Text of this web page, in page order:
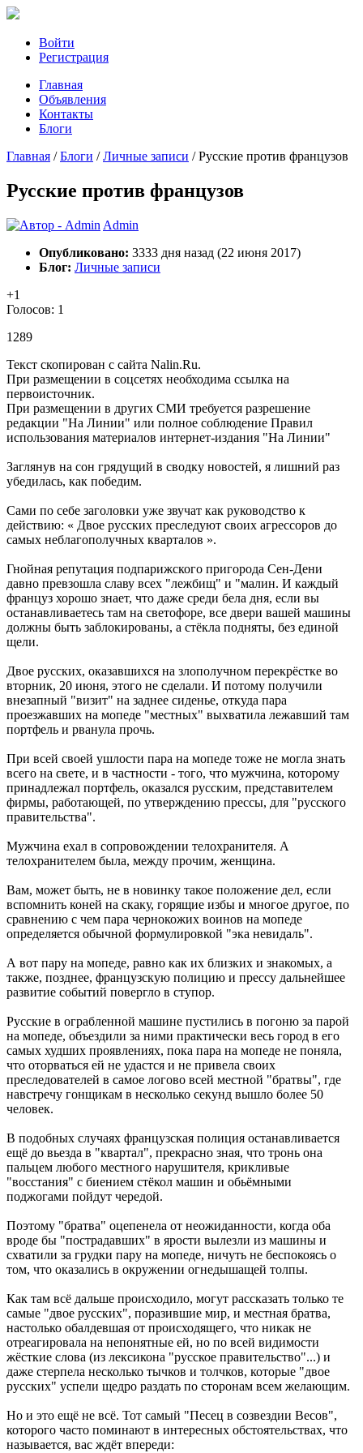
Войти
Регистрация
Главная
Объявления
Контакты
Блоги
Главная /Блоги /Личные записи /Русские против французов
Русские против французов
Admin
Опубликовано: 3333 дня назад (22 июня 2017)
Блог: Личные записи
+1
Голосов: 1
1289
Текст скопирован с сайта Nalin.Ru.
При размещении в соцсетях необходима ссылка на
первоисточник.
При размещении в других СМИ требуется разрешение
редакции "На Линии" или полное соблюдение Правил
использования материалов интернет-издания "На Линии"
Заглянув на сон грядущий в сводку новостей, я лишний раз
убедилась, как победим.
Сами по себе заголовки уже звучат как руководство к
действию: « Двое русских преследуют своих агрессоров до
самых неблагополучных кварталов ».
Гнойная репутация подпарижского пригорода Сен-Дени
давно превзошла славу всех "лежбищ" и "малин. И каждый
француз хорошо знает, что даже среди бела дня, если вы
останавливаетесь там нa светофоре, все двери вашей машины
должны быть заблокированы, a стёкла подняты, без единой
щели.
Двое русских, оказавшихся на злополучном перекрёстке во
вторник, 20 июня, этого не сделали. И потому получили
внезапный "визит" на заднее сиденье, откуда пара
проезжавших на мопеде "местных" выхватила лежавший там
портфель и рванула прочь.
При всей своей ушлости пара на мопеде тоже не могла знать
всего на свете, и в частности - того, что мужчина, которому
принадлежал портфель, оказался русским, представителем
фирмы, работающей, по утверждению прессы, для "русского
правительства".
Мужчина ехал в сопровождении телохранителя. А
телохранителем была, между прочим, женщина.
Вам, может быть, не в новинку такое положение дел, если
вспомнить коней на скаку, горящие избы и многое другое, по
сравнению с чем пара чернокожих воинов на мопеде
определяется обычной формулировкой "эка невидаль".
А вот пару на мопеде, равно как их близких и знакомых, а
также, позднее, французскую полицию и прессу дальнейшее
развитие событий повергло в ступор.
Русские в ограбленной машине пустились в погоню за парой
на мопеде, объездили за ними практически весь город в его
самых худших проявлениях, пока пара на мопеде не поняла,
что оторваться ей не удастся и не привела своих
преследователей в самое логово всей местной "братвы", где
навстречу гонщикам в несколько секунд вышло более 50
человек.
В подобных случаях французская полиция останавливается
ещё до вьезда в "квартал", прекрасно зная, что тронь она
пальцем любого местного нарушителя, крикливые
"восстания" с биением стёкол машин и обьёмными
поджогами пойдут чередой.
Поэтому "братва" оцепенела от неожиданности, когда оба
вроде бы "пострадавших" в ярости вылезли из машины и
схватили за грудки пару на мопеде, ничуть не беспокоясь о
том, что оказались в окружении огнедышащей толпы.
Как там всё дальше происходило, могут рассказать только те
самые "двое русских", поразившие мир, и местная братва,
настолько обалдевшая от происходящего, что никак не
отреагировала на непонятные ей, но по всей видимости
жёсткие слова (из лексикона "русское правительство"...) и
даже стерпела несколько тычков и толчков, которые "двое
русских" успели щедро раздать по сторонам всем желающим.
Но и это ещё не всё. Тот самый "Песец в созвездии Весов",
которого часто поминают в интересных обстоятельствах, что
называется, вас ждёт впереди: